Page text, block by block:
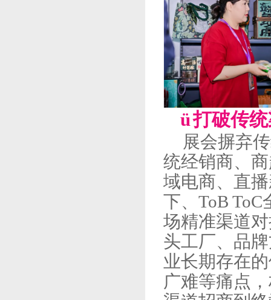
ü打破传
展会摒弃
统经销商、
域电商、直
下、 ToB
场精准渠道
头工厂、品
业长期存在
广难等痛点